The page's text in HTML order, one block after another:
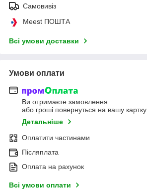
Самовивіз
Meest ПОШТА
Всі умови доставки
Умови оплати
Ви отримаєте замовлення
або гроші повернуться на вашу картку
Детальніше
Оплатити частинами
Післяплата
Оплата на рахунок
Всі умови оплати